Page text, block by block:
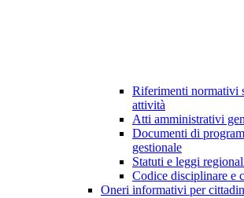
Riferimenti normativi
attività
Atti amministrativi
Documenti di
gestionale
Statuti e leggi
Codice disciplinare e
Oneri informativi per